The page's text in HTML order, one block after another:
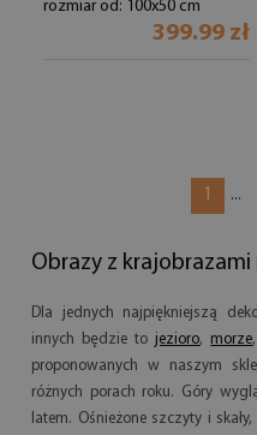
rozmiar od: 100x50 cm
399.99 zł
1 ...
Obrazy z
Dla jednych najpiękniejszą
innych będzie tojezioro, morze
proponowanych w naszym
różnych porach roku. Góry
latem. Ośnieżone szczyty i